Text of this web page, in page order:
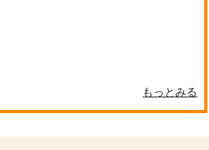
もっとみる